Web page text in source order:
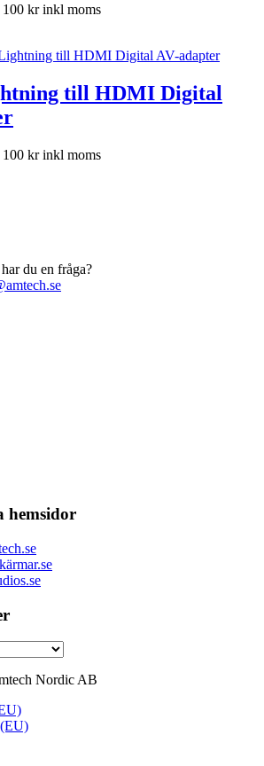
100 krinkl moms
till HDMI Digital
100 krinkl moms
du en fråga?
hemsidor
Nordic AB